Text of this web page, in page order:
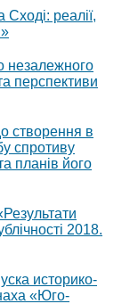
реалії,
незалежного
перспективи
створення в
спротиву
планів його
2018.
историко-
«Юго-